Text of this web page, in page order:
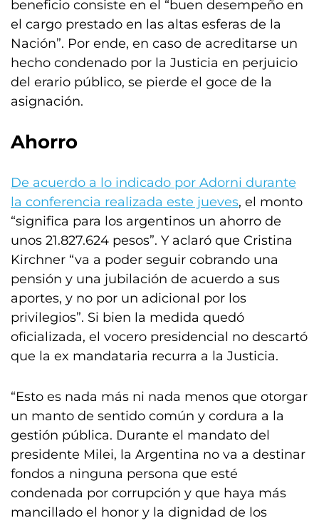
beneficio consiste en el “buen desempeño en
el cargo prestado en las altas esferas de la
Nación”. Por ende, en caso de acreditarse un
hecho condenado por la Justicia en perjuicio
del erario público, se pierde el goce de la
asignación.
Ahorro
De acuerdo a lo indicado por Adorni durante
la conferencia realizada este jueves, el monto
“significa para los argentinos un ahorro de
unos 21.827.624 pesos”. Y aclaró que Cristina
Kirchner “va a poder seguir cobrando una
pensión y una jubilación de acuerdo a sus
aportes, y no por un adicional por los
privilegios”. Si bien la medida quedó
oficializada, el vocero presidencial no descartó
que la ex mandataria recurra a la Justicia.
“Esto es nada más ni nada menos que otorgar
un manto de sentido común y cordura a la
gestión pública. Durante el mandato del
presidente Milei, la Argentina no va a destinar
fondos a ninguna persona que esté
condenada por corrupción y que haya más
mancillado el honor y la dignidad de los